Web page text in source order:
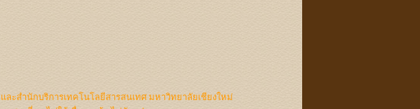
ะสำนักบริการเทคโนโลยีสารสนเทศ มหาวิทยาลัยเชียงใหม่